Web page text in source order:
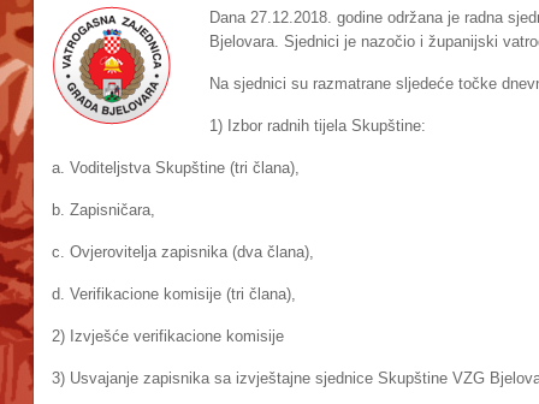
Dana 27.12.2018. godine održana je radna
Bjelovara. Sjednici je nazočio i županijski
Na sjednici su razmatrane sljedeće točke
1) Izbor radnih tijela Skupštine:
a. Voditeljstva Skupštine (tri člana),
b. Zapisničara,
c. Ovjerovitelja zapisnika (dva člana),
d. Verifikacione komisije (tri člana),
2) Izvješće verifikacione komisije
3) Usvajanje zapisnika sa izvještajne sjednice Skupštine VZG